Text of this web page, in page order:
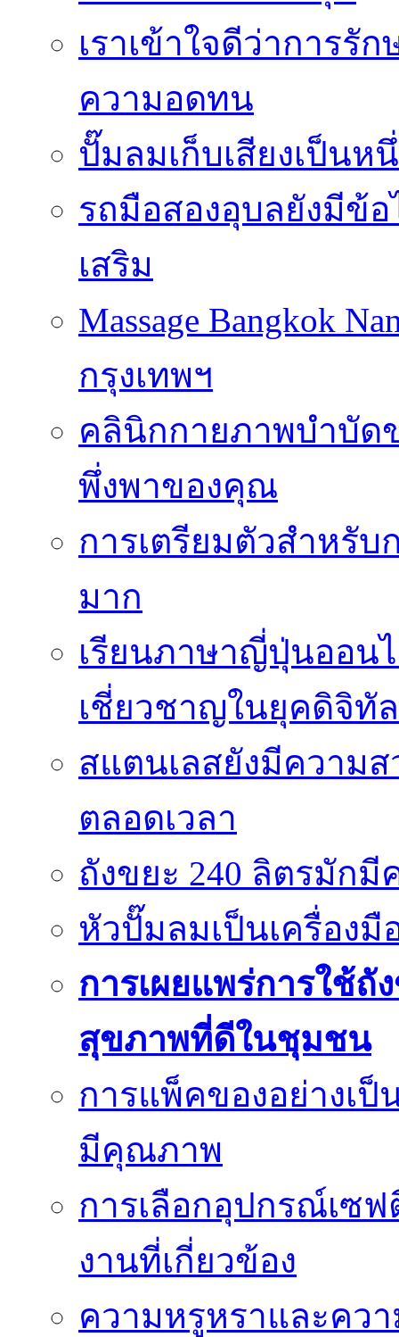
เราเข้าใจดีว่าการรั
ความอดทน
ปั๊มลมเก็บเสียงเป็น
รถมือสองอุบลยังมีข้อ
เสริม
Massage Bangkok
กรุงเทพฯ
คลินิกกายภาพบำบัด
พึ่งพาของคุณ
การเตรียมตัวสำหรั
มาก
เรียนภาษาญี่ปุ่นออน
เชี่ยวชาญในยุคดิจิทัล
สแตนเลสยังมีความ
ตลอดเวลา
ถังขยะ 240 ลิตรมัก
หัวปั๊มลมเป็นเครื่องมื
การเผยแพร่การใช้ถั
สุขภาพที่ดีในชุมชน
การแพ็คของอย่างเ
มีคุณภาพ
การเลือกอุปกรณ์เซ
งานที่เกี่ยวข้อง
ความหรูหราและคว